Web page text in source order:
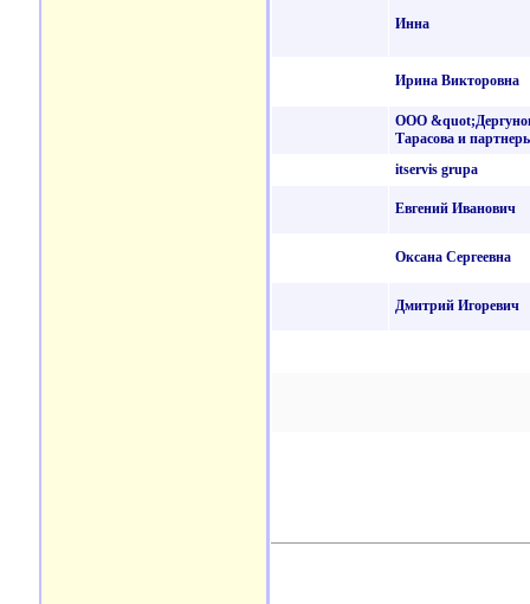
Инна
Ирина Викторовна
ООО
Тарасова и
itservis grupa
Евгений Иванович
Оксана Сергеевна
Дмитрий Игоревич